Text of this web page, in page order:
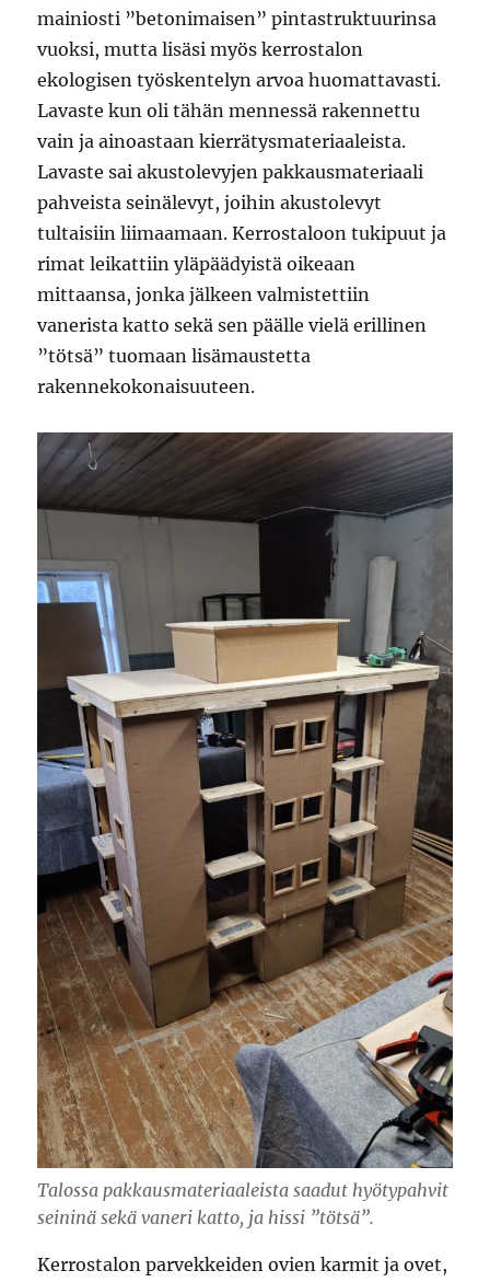
mainiosti ”betonimaisen” pintastruktuurinsa
vuoksi, mutta lisäsi myös kerrostalon
ekologisen työskentelyn arvoa huomattavasti.
Lavaste kun oli tähän mennessä rakennettu
vain ja ainoastaan kierrätysmateriaaleista.
Lavaste sai akustolevyjen pakkausmateriaali
pahveista seinälevyt, joihin akustolevyt
tultaisiin liimaamaan. Kerrostaloon tukipuut ja
rimat leikattiin yläpäädyistä oikeaan
mittaansa, jonka jälkeen valmistettiin
vanerista katto sekä sen päälle vielä erillinen
”tötsä” tuomaan lisämaustetta
rakennekokonaisuuteen.
Talossa pakkausmateriaaleista saadut hyötypahvit
seininä sekä vaneri katto, ja hissi ”tötsä”.
Kerrostalon parvekkeiden ovien karmit ja ovet,